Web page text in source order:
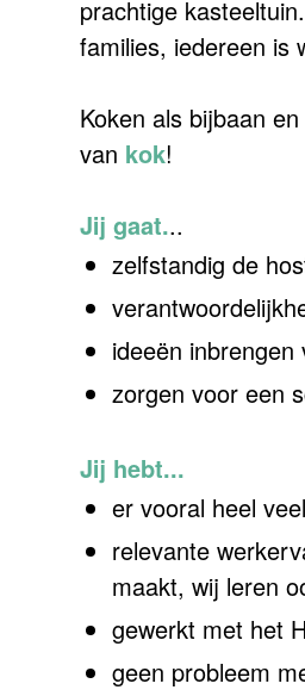
prachtige
families, iedereen is
Koken als bijbaan
van kok!
Jij gaat...
zelfstandig de
ideeën
zorgen voor een
Jij hebt...
er vooral heel
relevante
maakt, wij leren
gewerkt met het
geen probleem